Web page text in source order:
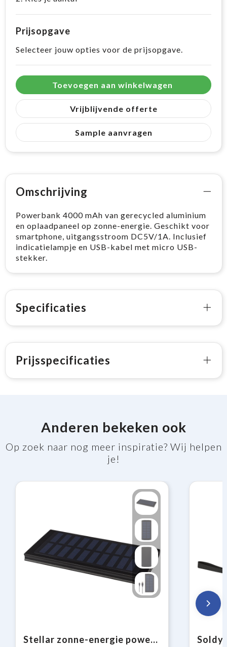
Prijsopgave
Selecteer jouw opties voor de prijsopgave.
Toevoegen aan winkelwagen
Vrijblijvende offerte
Sample aanvragen
Omschrijving
Powerbank 4000 mAh van gerecycled aluminium
en oplaadpaneel op zonne-energie. Geschikt voor
smartphone, uitgangsstroom DC5V/1A. Inclusief
indicatielampje en USB-kabel met micro USB-
stekker.
Specificaties
Prijsspecificaties
Anderen bekeken ook
Op zoek naar nog meer inspiratie? Wij helpen
je!
Stellar zonne-energie powerbank 8000 mAh